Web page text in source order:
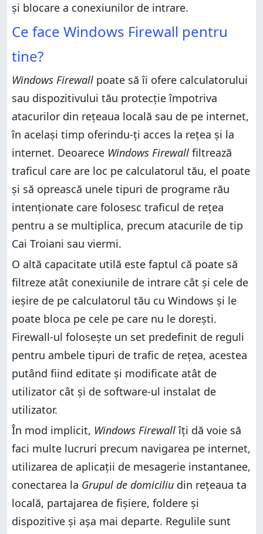
și blocare a conexiunilor de intrare.
Ce face Windows Firewall pentru
tine?
Windows Firewall poate să îi ofere calculatorului
sau dispozitivului tău protecție împotriva
atacurilor din rețeaua locală sau de pe internet,
în același timp oferindu-ți acces la rețea și la
internet. Deoarece Windows Firewall filtrează
traficul care are loc pe calculatorul tău, el poate
și să oprească unele tipuri de programe rău
intenționate care folosesc traficul de rețea
pentru a se multiplica, precum atacurile de tip
Cai Troiani sau viermi.
O altă capacitate utilă este faptul că poate să
filtreze atât conexiunile de intrare cât și cele de
ieșire de pe calculatorul tău cu Windows și le
poate bloca pe cele pe care nu le dorești.
Firewall-ul folosește un set predefinit de reguli
pentru ambele tipuri de trafic de rețea, acestea
putând fiind editate și modificate atât de
utilizator cât și de software-ul instalat de
utilizator.
În mod implicit, Windows Firewallîți dă voie să
faci multe lucruri precum navigarea pe internet,
utilizarea de aplicații de mesagerie instantanee,
conectarea la Grupul de domiciliu din rețeaua ta
locală, partajarea de fișiere, foldere și
dispozitive și așa mai departe. Regulile sunt